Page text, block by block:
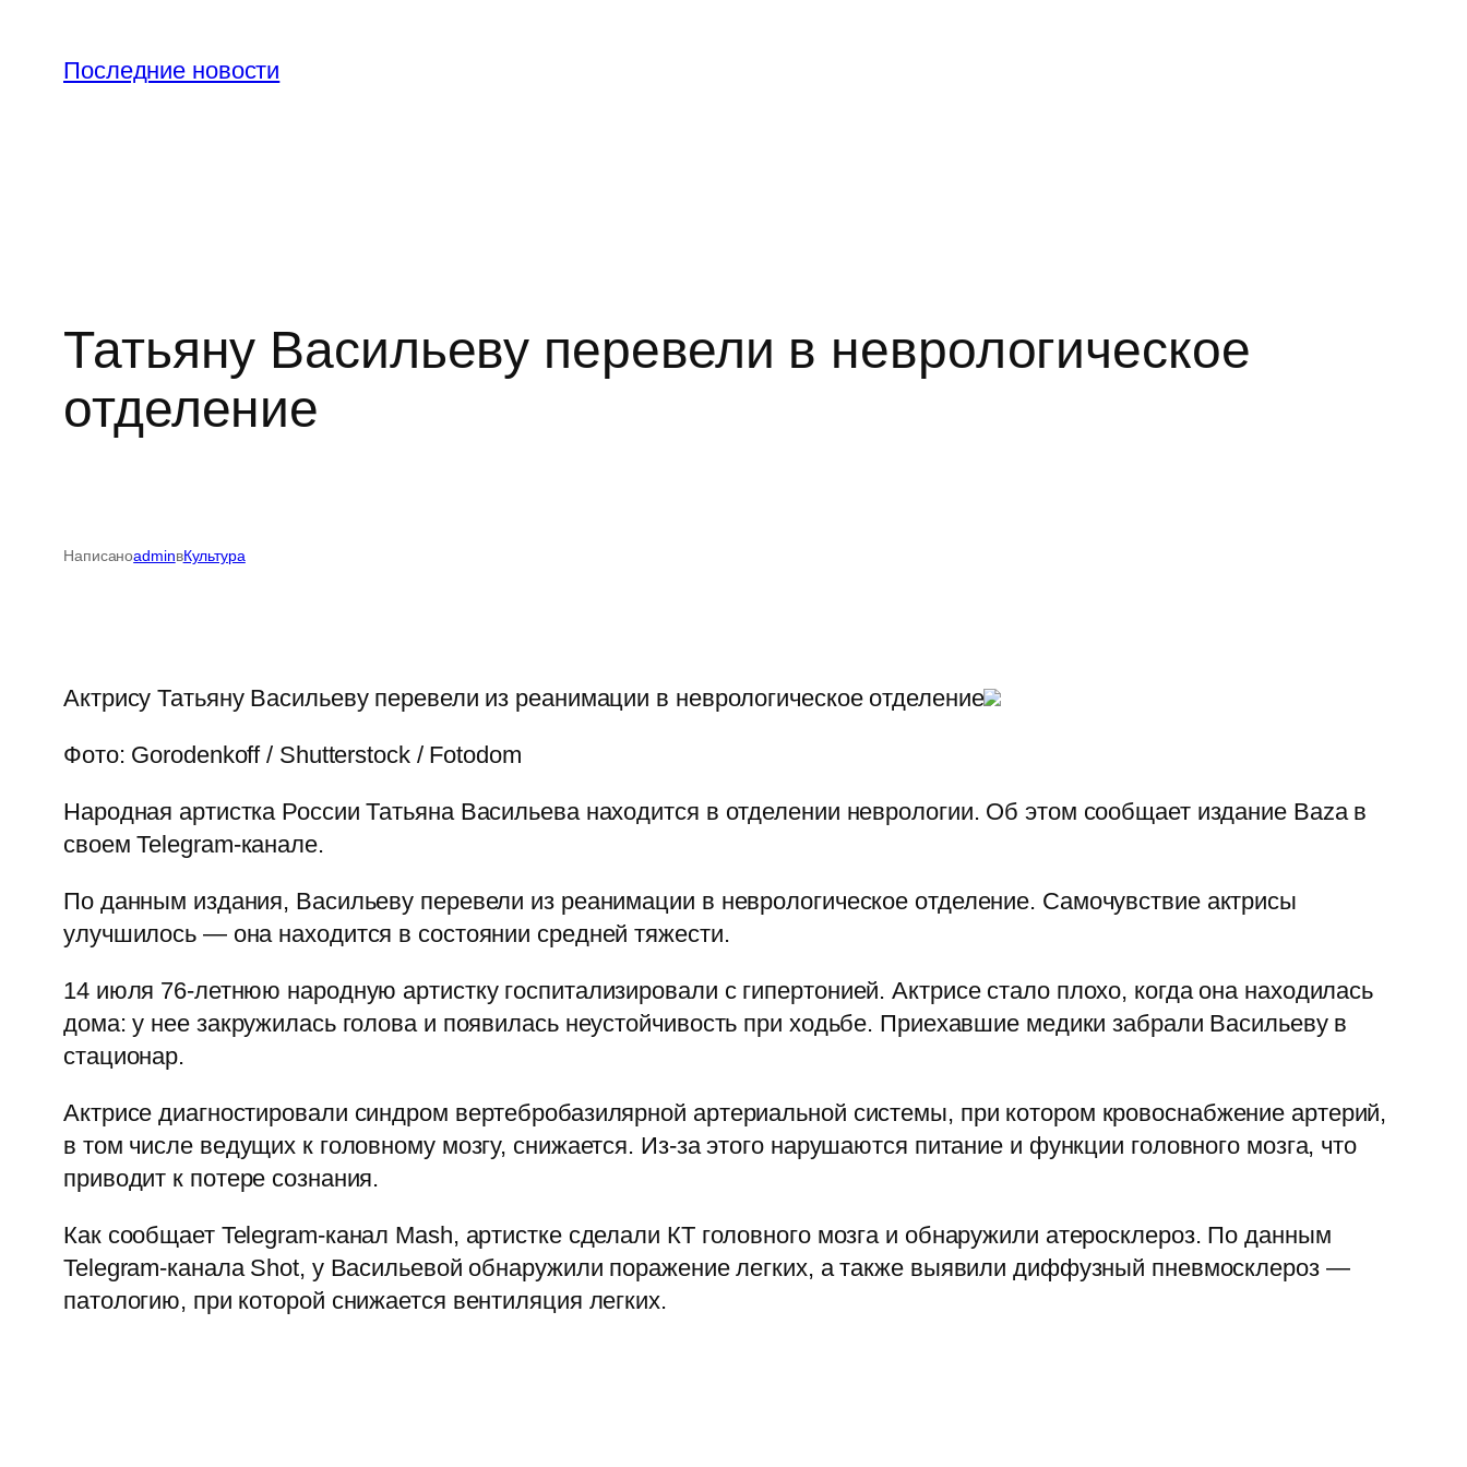
содержимому
Последние новости
Татьяну Васильеву перевели в неврологическое
отделение
НаписаноadminвКультура
Актрису Татьяну Васильеву перевели из реанимации в неврологическое отделение
Фото: Gorodenkoff / Shutterstock / Fotodom
Народная артистка России Татьяна Васильева находится в отделении неврологии. Об этом сообщает издание Baza в
своем Telegram-канале.
По данным издания, Васильеву перевели из реанимации в неврологическое отделение. Самочувствие актрисы
улучшилось — она находится в состоянии средней тяжести.
14 июля 76-летнюю народную артистку госпитализировали с гипертонией. Актрисе стало плохо, когда она находилась
дома: у нее закружилась голова и появилась неустойчивость при ходьбе. Приехавшие медики забрали Васильеву в
стационар.
Актрисе диагностировали синдром вертебробазилярной артериальной системы, при котором кровоснабжение артерий,
в том числе ведущих к головному мозгу, снижается. Из-за этого нарушаются питание и функции головного мозга, что
приводит к потере сознания.
Как сообщает Telegram-канал Mash, артистке сделали КТ головного мозга и обнаружили атеросклероз. По данным
Telegram-канала Shot, у Васильевой обнаружили поражение легких, а также выявили диффузный пневмосклероз —
патологию, при которой снижается вентиляция легких.